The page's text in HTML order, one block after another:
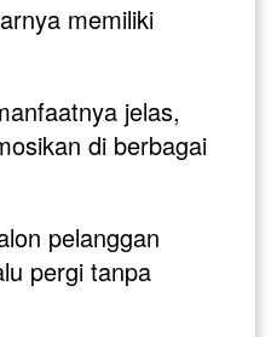
memiliki
jelas,
di berbagai
pelanggan
pergi tanpa